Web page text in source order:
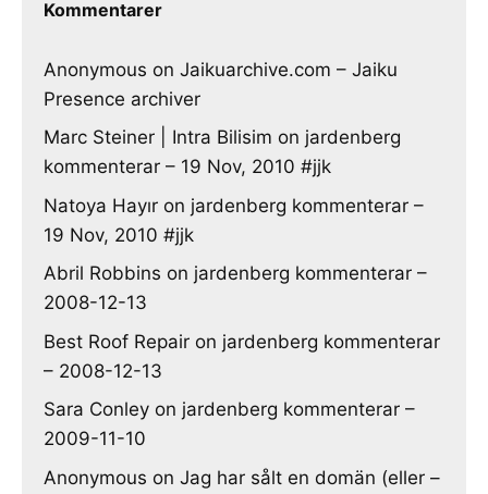
Kommentarer
Anonymous on Jaikuarchive.com – Jaiku
Presence archiver
Marc Steiner | Intra Bilisim on jardenberg
kommenterar – 19 Nov, 2010 #jjk
Natoya Hayır on jardenberg kommenterar –
19 Nov, 2010 #jjk
Abril Robbins on jardenberg kommenterar –
2008-12-13
Best Roof Repair on jardenberg kommenterar
– 2008-12-13
Sara Conley on jardenberg kommenterar –
2009-11-10
Anonymous on Jag har sålt en domän (eller –